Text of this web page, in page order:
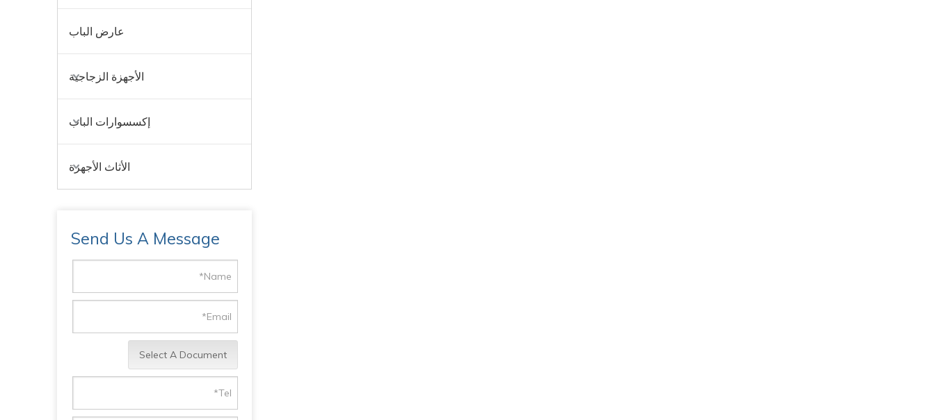
عارض الباب
الأجهزة الزجاجية
إكسسوارات الباب
الأثاث الأجهزة
Send Us A Message
Select A Document